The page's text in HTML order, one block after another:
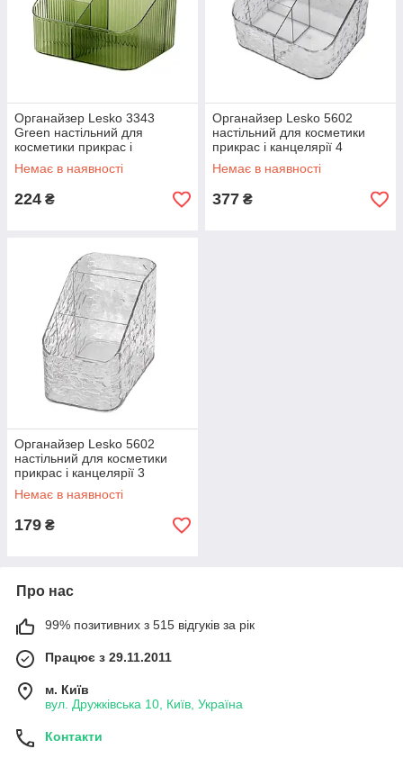
Органайзер Lesko 3343
Green настільний для
косметики прикрас і
канцелярії шт.
Немає в наявності
224 ₴
Органайзер Lesko 5602
настільний для косметики
прикрас і канцелярії 4
відділення 1 шт.
Немає в наявності
377 ₴
Органайзер Lesko 5602
настільний для косметики
прикрас і канцелярії 3
відділення 1 шт.
Немає в наявності
179 ₴
Про нас
99% позитивних з 515 відгуків за рік
Працює з 29.11.2011
м. Київ
вул. Дружківська 10, Київ, Україна
Контакти